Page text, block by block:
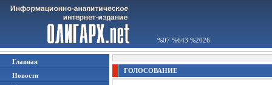
%07 %643 %2026
Главная
Новости
ГОЛОСОВАНИЕ